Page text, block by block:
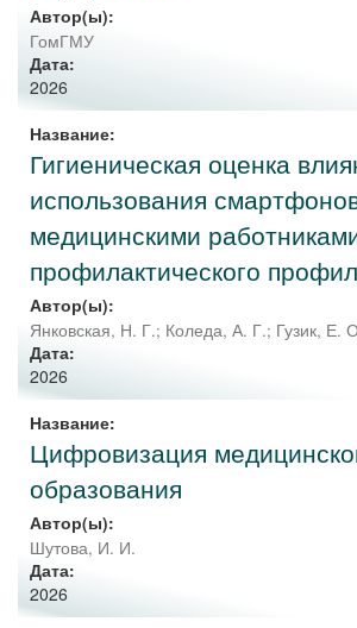
Автор(ы):
ГомГМУ
Дата:
2026
Название:
Гигиеническая оценка
использования
медицинскими
профилактического
Автор(ы):
Янковская, Н. Г.; Коледа, А. Г.; Гузик, Е.
Дата:
2026
Название:
Цифровизация
образования
Автор(ы):
Шутова, И. И.
Дата:
2026